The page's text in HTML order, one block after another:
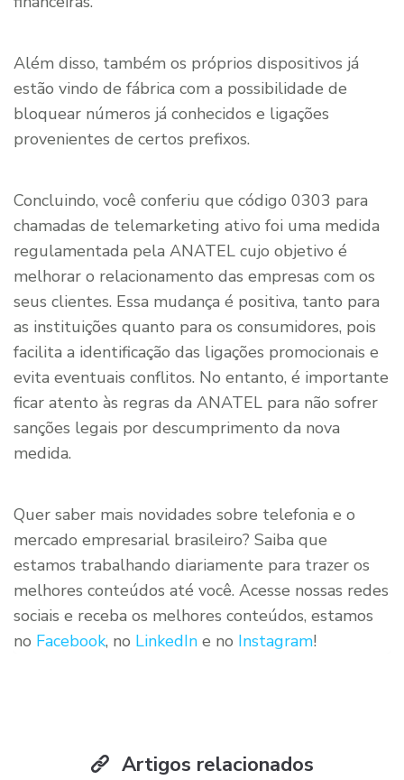
Além disso, também os próprios dispositivos já
estão vindo de fábrica com a possibilidade de
bloquear números já conhecidos e ligações
provenientes de certos prefixos.
Concluindo, você conferiu que código 0303 para
chamadas de telemarketing ativo foi uma medida
regulamentada pela ANATEL cujo objetivo é
melhorar o relacionamento das empresas com os
seus clientes. Essa mudança é positiva, tanto para
as instituições quanto para os consumidores, pois
facilita a identificação das ligações promocionais e
evita eventuais conflitos. No entanto, é importante
ficar atento às regras da ANATEL para não sofrer
sanções legais por descumprimento da nova
medida.
Quer saber mais novidades sobre telefonia e o
mercado empresarial brasileiro? Saiba que
estamos trabalhando diariamente para trazer os
melhores conteúdos até você. Acesse nossas redes
sociais e receba os melhores conteúdos, estamos
no Facebook, no LinkedIn e no Instagram!
Artigos relacionados